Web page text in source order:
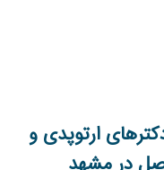
ارتوپدی و